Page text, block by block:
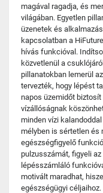
magával ragadja, és
világában. Egyetlen
üzenetek és
kapcsolatban a
hívás funkcióval.
közvetlenül a
pillanatokban lemerül
tervezték, hogy lépést
napos üzemidőt
vízállóságnak
minden vízi
mélyben is sértetlen és
egészségfigyelő
pulzusszámát, figyeli
lépésszámláló
motivált maradhat,
egészségügyi